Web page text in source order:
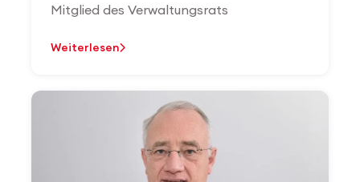
Mitglied des Verwaltungsrats
Weiterlesen